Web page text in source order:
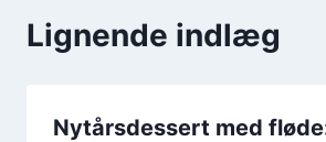
Lignende indlæg
Nytårsdessert med